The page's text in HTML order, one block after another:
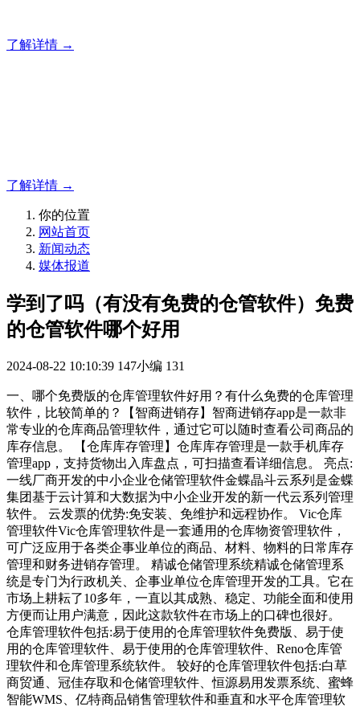
了解详情 →
了解详情 →
你的位置
网站首页
新闻动态
媒体报道
学到了吗（有没有免费的仓管软件）免费
的仓管软件哪个好用
2024-08-22 10:10:39 147小编 131
一、哪个免费版的仓库管理软件好用？有什么免费的仓库管理
软件，比较简单的？【智商进销存】智商进销存app是一款非
常专业的仓库商品管理软件，通过它可以随时查看公司商品的
库存信息。 【仓库库存管理】仓库库存管理是一款手机库存
管理app，支持货物出入库盘点，可扫描查看详细信息。 亮点:
一线厂商开发的中小企业仓储管理软件金蝶晶斗云系列是金蝶
集团基于云计算和大数据为中小企业开发的新一代云系列管理
软件。 云发票的优势:免安装、免维护和远程协作。 Vic仓库
管理软件Vic仓库管理软件是一套通用的仓库物资管理软件，
可广泛应用于各类企事业单位的商品、材料、物料的日常库存
管理和财务进销存管理。 精诚仓储管理系统精诚仓储管理系
统是专门为行政机关、企事业单位仓库管理开发的工具。它在
市场上耕耘了10多年，一直以其成熟、稳定、功能全面和使用
方便而让用户满意，因此这款软件在市场上的口碑也很好。
仓库管理软件包括:易于使用的仓库管理软件免费版、易于使
用的仓库管理软件、易于使用的仓库管理软件、Reno仓库管
理软件和仓库管理系统软件。 较好的仓库管理软件包括:白草
商贸通、冠佳存取和仓储管理软件、恒源易用发票系统、蜜蜂
智能WMS、亿特商品销售管理软件和垂直和水平仓库管理软